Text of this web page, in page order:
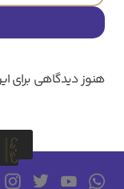
هنوز دیدگاهی برای